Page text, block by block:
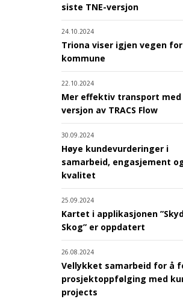
siste TNE-versjon
24.10.2024
Triona viser igjen vegen for
kommune
22.10.2024
Mer effektiv transport med
versjon av TRACS Flow
30.09.2024
Høye kundevurderinger i
samarbeid, engasjement
kvalitet
25.09.2024
Kartet i applikasjonen
Skog” er oppdatert
26.08.2024
Vellykket samarbeid for å
prosjektoppfølging med
projects